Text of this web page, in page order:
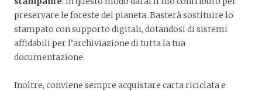
preservare le foreste del pianeta. Basterà sostituire lo
stampato con supporto digitali, dotandosi di sistemi
affidabili per l’archiviazione di tutta la tua
documentazione.
Inoltre, conviene sempre acquistare carta riciclata e